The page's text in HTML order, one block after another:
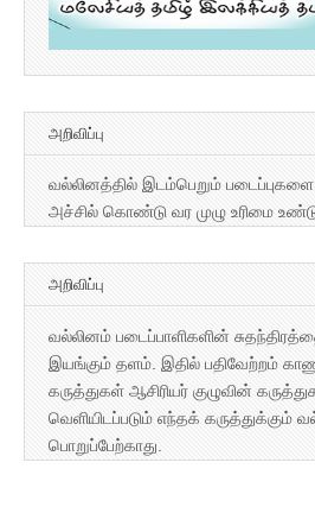
அறிவிப்பு
வல்லினத்தில் இடம்பெறும்
அச்சில் கொண்டு வர முழு உரிமை
அறிவிப்பு
வல்லினம் படைப்பாளிகளின்
இயங்கும் தளம். இதில் பதிவேற்றம்
கருத்துகள் ஆசிரியர் குழுவின்
வெளியிடப்படும் எந்தக் கருத்துக்கும்
பொறுப்பேற்காது.